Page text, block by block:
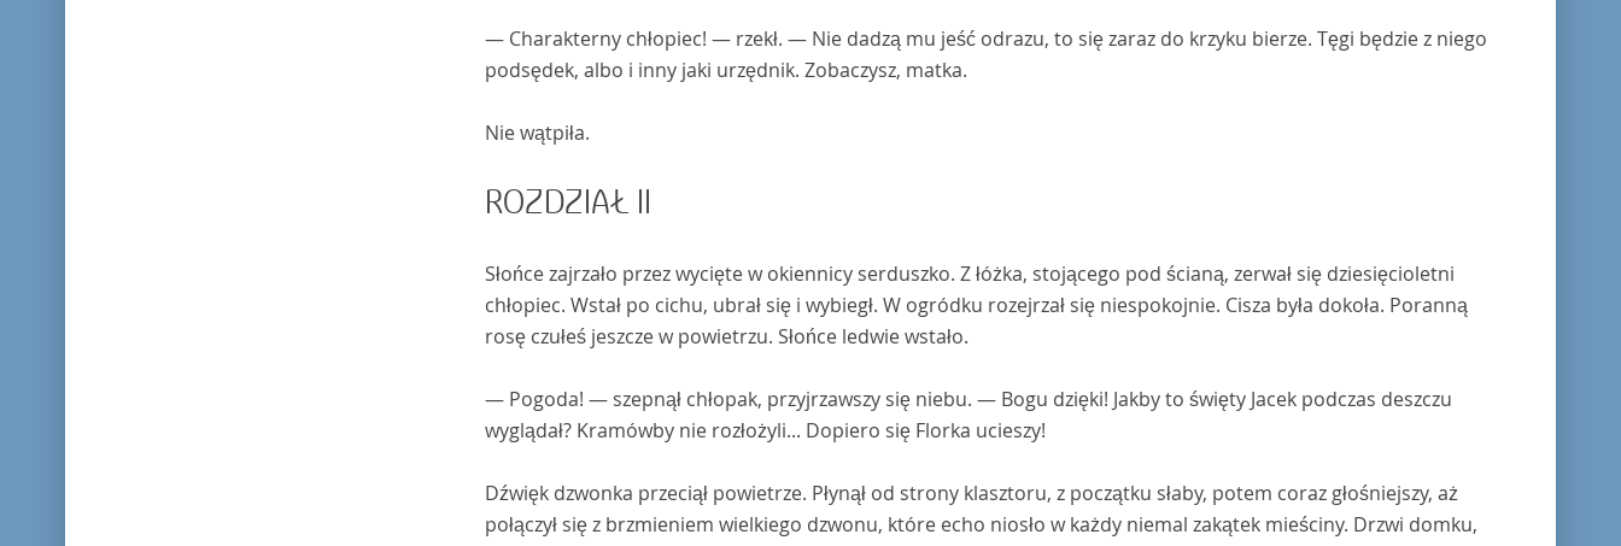
— Charakterny chłopiec! — rzekł. — Nie dadzą mu jeść odrazu, to się zaraz do krzyku bierze. Tęgi będzie z niego
podsędek, albo i inny jaki urzędnik. Zobaczysz, matka.
Nie wątpiła.
ROZDZIAŁ II
Słońce zajrzało przez wycięte w okiennicy serduszko. Z łóżka, stojącego pod ścianą, zerwał się dziesięcioletni
chłopiec. Wstał po cichu, ubrał się i wybiegł. W ogródku rozejrzał się niespokojnie. Cisza była dokoła. Poranną
rosę czułeś jeszcze w powietrzu. Słońce ledwie wstało.
— Pogoda! — szepnął chłopak, przyjrzawszy się niebu. — Bogu dzięki! Jakby to święty Jacek podczas deszczu
wyglądał? Kramówby nie rozłożyli... Dopiero się Florka ucieszy!
Dźwięk dzwonka przeciął powietrze. Płynął od strony klasztoru, z początku słaby, potem coraz głośniejszy, aż
połączył się z brzmieniem wielkiego dzwonu, które echo niosło w każdy niemal zakątek mieściny. Drzwi domku,